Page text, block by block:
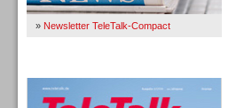
» Newsletter TeleTalk-Compact